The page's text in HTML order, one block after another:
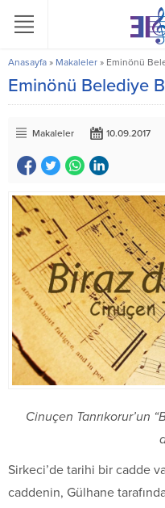
Anasayfa » Makaleler » Eminönü
Eminönü Belediye
Makaleler 10.09.2017
Cinuçen Tanrıkorur’un
Sirkeci’de tarihi bir cadde
caddenin, Gülhane